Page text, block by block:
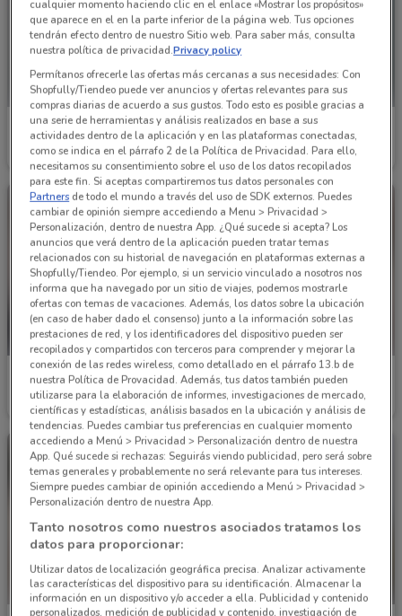
Julio
Caduca el 31/08 1.3 km
Julio
Caduca el 31/08
Julio
Caduca el 31/08 1.3 km
Julio
Caduca el 31/08 1.3 km
cualquier momento haciendo clic en el enlace «Mostrar los propósitos»
que aparece en el en la parte inferior de la página web. Tus opciones
tendrán efecto dentro de nuestro Sitio web. Para saber más, consulta
nuestra política de privacidad.Privacy policy
Permítanos ofrecerle las ofertas más cercanas a sus necesidades: Con
Shopfully/Tiendeo puede ver anuncios y ofertas relevantes para sus
compras diarias de acuerdo a sus gustos. Todo esto es posible gracias a
una serie de herramientas y análisis realizados en base a sus
actividades dentro de la aplicación y en las plataformas conectadas,
como se indica en el párrafo 2 de la Política de Privacidad. Para ello,
necesitamos su consentimiento sobre el uso de los datos recopilados
para este fin. Si aceptas compartiremos tus datos personales con
Partners de todo el mundo a través del uso de SDK externos. Puedes
cambiar de opinión siempre accediendo a Menu > Privacidad >
Personalización, dentro de nuestra App. ¿Qué sucede si acepta? Los
anuncios que verá dentro de la aplicación pueden tratar temas
relacionados con su historial de navegación en plataformas externas a
Shopfully/Tiendeo. Por ejemplo, si un servicio vinculado a nosotros nos
informa que ha navegado por un sitio de viajes, podemos mostrarle
ofertas con temas de vacaciones. Además, los datos sobre la ubicación
(en caso de haber dado el consenso) junto a la información sobre las
prestaciones de red, y los identificadores del dispositivo pueden ser
recopilados y compartidos con terceros para comprender y mejorar la
conexión de las redes wireless, como detallado en el párrafo 13.b de
nuestra Política de Provacidad. Además, tus datos también pueden
utilizarse para la elaboración de informes, investigaciones de mercado,
científicas y estadísticas, análisis basados en la ubicación y análisis de
tendencias. Puedes cambiar tus preferencias en cualquier momento
accediendo a Menú > Privacidad > Personalización dentro de nuestra
App. Qué sucede si rechazas: Seguirás viendo publicidad, pero será sobre
temas generales y probablemente no será relevante para tus intereses.
Siempre puedes cambiar de opinión accediendo a Menú > Privacidad >
Personalización dentro de nuestra App.
Tanto nosotros como nuestros asociados tratamos los
datos para proporcionar:
Utilizar datos de localización geográfica precisa. Analizar activamente
las características del dispositivo para su identificación. Almacenar la
información en un dispositivo y/o acceder a ella. Publicidad y contenido
personalizados, medición de publicidad y contenido, investigación de